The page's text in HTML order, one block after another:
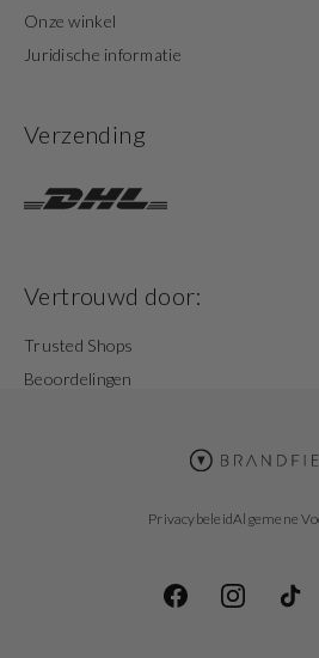
Onze winkel
Juridische informatie
Verzending
Vertrouwd door:
Trusted Shops
Beoordelingen
PrivacybeleidAlgemene
FacebookInstagram